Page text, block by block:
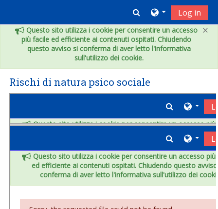
×
Questo sito utilizza i cookie per consentire un accesso
più facile ed efficiente ai contenuti ospitati. Chiudendo
questo avviso si conferma di aver letto l'informativa
sull'utilizzo dei cookie.
Toggle search
Log in
Rischi di natura psico sociale